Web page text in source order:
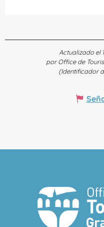
Actualizado el
por Office de
(Identificador